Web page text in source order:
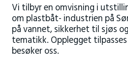
Vi tilbyr en omvisning i
om plastbåt- industrien på
på vannet, sikkerhet til sjøs
tematikk. Opplegget
besøker oss.